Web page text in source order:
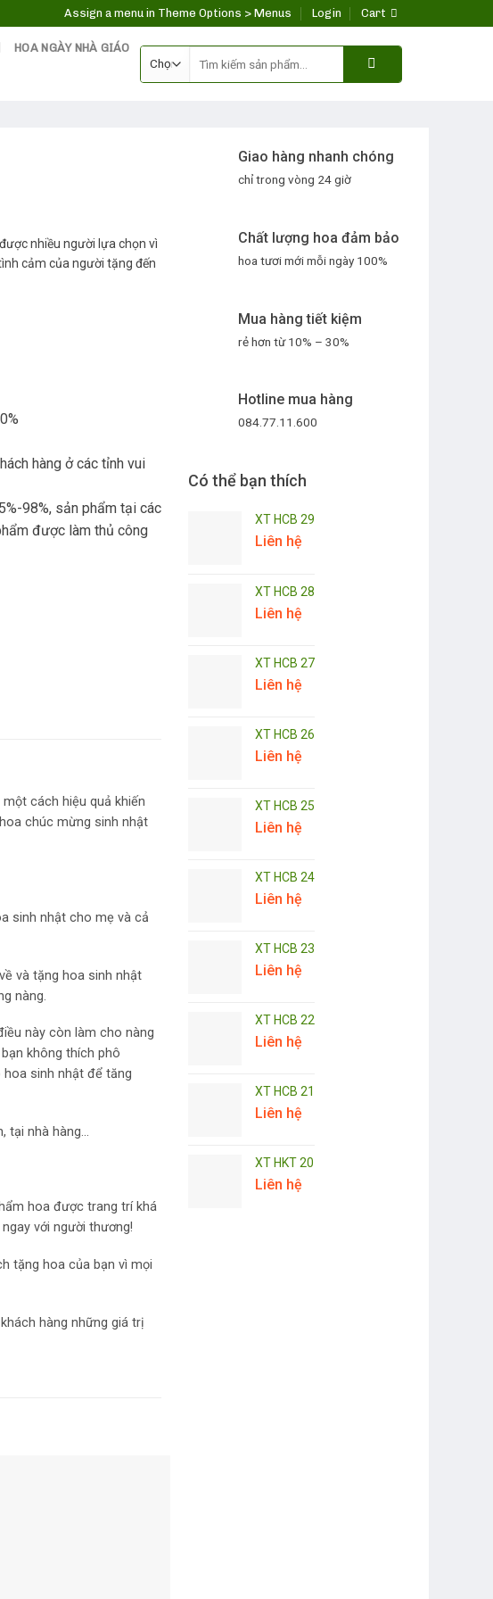
Assign a menu in Theme Options > Menus Login Cart
HOA NGÀY NHÀ GIÁO
for:
Giao hàng nhanh chóng
chỉ trong vòng 24 giờ
Chất lượng hoa đảm bảo
hoa tươi mới mỗi ngày 100%
Mua hàng tiết kiệm
rẻ hơn từ 10% – 30%
Hotline mua hàng
084.77.11.600
Có thể bạn thích
XT HCB 29
Liên hệ
XT HCB 28
Liên hệ
XT HCB 27
Liên hệ
XT HCB 26
Liên hệ
XT HCB 25
Liên hệ
XT HCB 24
Liên hệ
XT HCB 23
Liên hệ
XT HCB 22
Liên hệ
XT HCB 21
Liên hệ
XT HKT 20
Liên hệ
nhiều người lựa chọn vì
cảm của người tặng đến
hàng ở các tỉnh vui
98%, sản phẩm tại các
được làm thủ công
cách hiệu quả khiến
chúc mừng sinh nhật
sinh nhật cho mẹ và cả
và tặng hoa sinh nhật
nàng.
này còn làm cho nàng
không thích phô
sinh nhật để tăng
tại nhà hàng…
hoa được trang trí khá
với người thương!
tặng hoa của bạn vì mọi
hàng những giá trị